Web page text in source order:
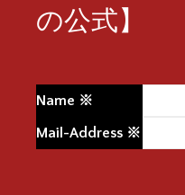
の公式】
Name ※
Mail-Address ※